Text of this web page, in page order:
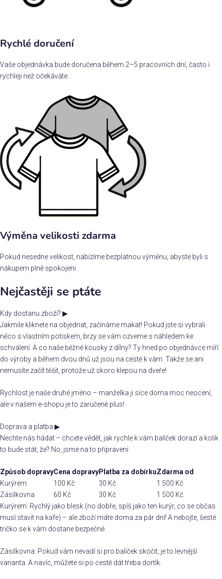
Rychlé doručení
Vaše objednávka bude doručena během 2–5 pracovních dní, často i
rychleji než očekáváte.
Výměna velikosti zdarma
Pokud nesedne velikost, nabízíme bezplatnou výměnu, abyste byli s
nákupem plně spokojeni.
Nejčastěji se ptáte
Kdy dostanu zboží? ▶
Jakmile kliknete na objednat, začínáme makat! Pokud jste si vybrali
něco s vlastním potiskem, brzy se vám ozveme s náhledem ke
schválení. A co naše běžné kousky z dílny? Ty hned po objednávce míří
do výroby a během dvou dnů už jsou na cestě k vám. Takže se ani
nemusíte začít těšit, protože už skoro klepou na dveře!
Rychlost je naše druhé jméno – manželka ji sice doma moc neocení,
ale v našem e-shopu je to zaručeně plus!
Doprava a platba ▶
Nechte nás hádat – chcete vědět, jak rychle k vám balíček dorazí a kolik
to bude stát, že? No, jsme na to připraveni:
Způsob dopravyCena dopravyPlatba za dobírkuZdarma od
Kurýrem
100 Kč 30 Kč
1 500 Kč
Zásilkovna
60 Kč 30 Kč
1 500 Kč
Kurýrem: Rychlý jako blesk (no dobře, spíš jako ten kurýr, co se občas
musí stavit na kafe) – ale zboží máte doma za pár dní! A nebojte, šesté
tričko se k vám dostane bezpečně.
Zásilkovna: Pokud vám nevadí si pro balíček skočit, je to levnější
varianta. A navíc, můžete si po cestě dát třeba dortík.